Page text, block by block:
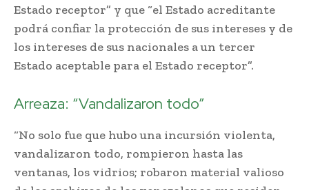
Estado receptor” y que “el Estado acreditante
podrá confiar la protección de sus intereses y de
los intereses de sus nacionales a un tercer
Estado aceptable para el Estado receptor”.
Arreaza: “Vandalizaron todo”
“No solo fue que hubo una incursión violenta,
vandalizaron todo, rompieron hasta las
ventanas, los vidrios; robaron material valioso